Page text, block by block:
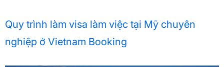
Quy trình làm visa làm việc tại Mỹ chuyên
nghiệp ở Vietnam Booking